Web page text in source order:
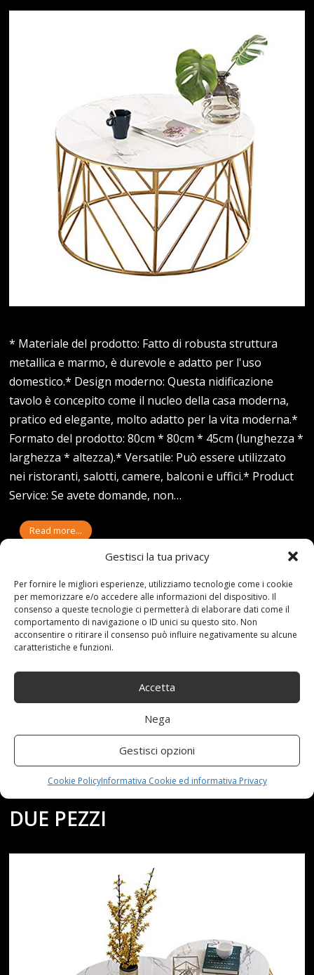
Gestisci la tua privacy
Per fornire le migliori esperienze, utilizziamo tecnologie come i cookie
per memorizzare e/o accedere alle informazioni del dispositivo. Il
consenso a queste tecnologie ci permetterà di elaborare dati come il
comportamento di navigazione o ID unici su questo sito. Non
acconsentire o ritirare il consenso può influire negativamente su alcune
caratteristiche e funzioni.
Accetta
Nega
Gestisci opzioni
Cookie PolicyInformativa Cookie ed informativa Privacy
* Materiale del prodotto: Fatto di robusta struttura
metallica e marmo, è durevole e adatto per l'uso
domestico.* Design moderno: Questa nidificazione
tavolo è concepito come il nucleo della casa moderna,
pratico ed elegante, molto adatto per la vita moderna.*
Formato del prodotto: 80cm * 80cm * 45cm (lunghezza *
larghezza * altezza).* Versatile: Può essere utilizzato
nei ristoranti, salotti, camere, balconi e uffici.* Product
Service: Se avete domande, non…
Read more...
19-04-21
By:redazione
Tag:del,divano, due,marmo,metallo,Nidificati,Pezzi, Soggiorno
Struttura,Tavoli,tavolino,Wang
Category:Shop 0 comments
TAVOLI WANG NIDIFICATI
DIVANO, SOGGIORNO
TAVOLINO, MARMO,
STRUTTURA DEL METALLO,
DUE PEZZI